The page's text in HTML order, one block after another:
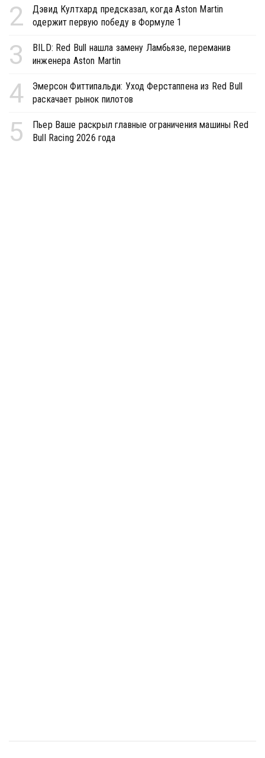
2
Дэвид Култхард предсказал, когда Aston Martin
одержит первую победу в Формуле 1
3
BILD: Red Bull нашла замену Ламбьязе, переманив
инженера Aston Martin
4
Эмерсон Фиттипальди: Уход Ферстаппена из Red Bull
раскачает рынок пилотов
5
Пьер Ваше раскрыл главные ограничения машины Red
Bull Racing 2026 года